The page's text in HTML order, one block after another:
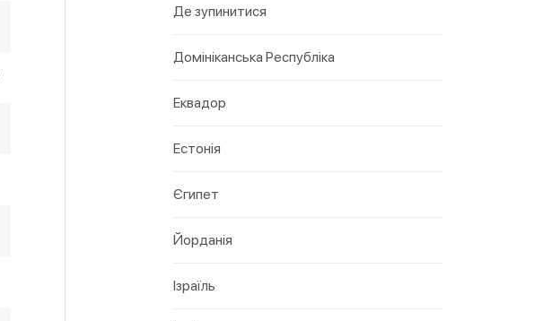
Де зупинитися
Домініканська Республіка
Еквадор
Естонія
Єгипет
Йорданія
Ізраїль